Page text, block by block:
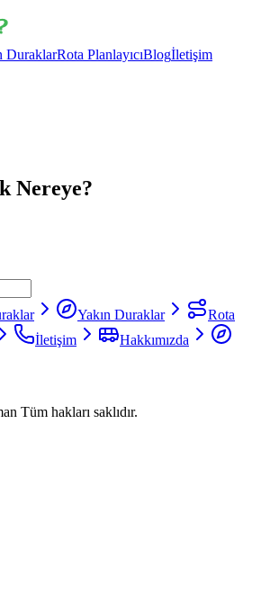
DuraklarRota PlanlayıcıBlogİletişim
Nereye?
Yakın Duraklar
Rota
İletişim
Hakkımızda
Tüm hakları saklıdır.